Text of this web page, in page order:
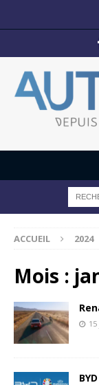
ACCUEIL 2024
Mois :